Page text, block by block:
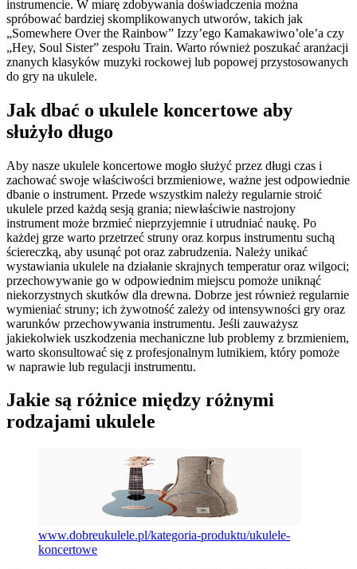
instrumencie. W miarę zdobywania doświadczenia można
spróbować bardziej skomplikowanych utworów, takich jak
„Somewhere Over the Rainbow” Izzy’ego Kamakawiwo’ole’a czy
„Hey, Soul Sister” zespołu Train. Warto również poszukać aranżacji
znanych klasyków muzyki rockowej lub popowej przystosowanych
do gry na ukulele.
Jak dbać o ukulele koncertowe aby
służyło długo
Aby nasze ukulele koncertowe mogło służyć przez długi czas i
zachować swoje właściwości brzmieniowe, ważne jest odpowiednie
dbanie o instrument. Przede wszystkim należy regularnie stroić
ukulele przed każdą sesją grania; niewłaściwie nastrojony
instrument może brzmieć nieprzyjemnie i utrudniać naukę. Po
każdej grze warto przetrzeć struny oraz korpus instrumentu suchą
ściereczką, aby usunąć pot oraz zabrudzenia. Należy unikać
wystawiania ukulele na działanie skrajnych temperatur oraz wilgoci;
przechowywanie go w odpowiednim miejscu pomoże uniknąć
niekorzystnych skutków dla drewna. Dobrze jest również regularnie
wymieniać struny; ich żywotność zależy od intensywności gry oraz
warunków przechowywania instrumentu. Jeśli zauważysz
jakiekolwiek uszkodzenia mechaniczne lub problemy z brzmieniem,
warto skonsultować się z profesjonalnym lutnikiem, który pomoże
w naprawie lub regulacji instrumentu.
Jakie są różnice między różnymi
rodzajami ukulele
www.dobreukulele.pl/kategoria-produktu/ukulele-
koncertowe